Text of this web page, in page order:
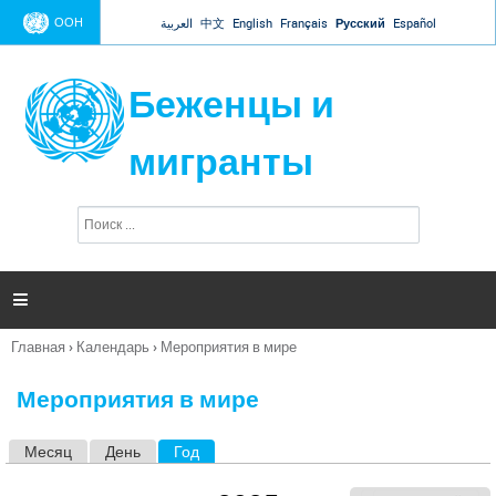
Jump to navigation
ООН العربية 中文 English Français Русский Español
Беженцы и
мигранты
п
и

Вы
Главная › Календарь › Мероприятия в мире
Мероприятия в мире
Месяц День Год